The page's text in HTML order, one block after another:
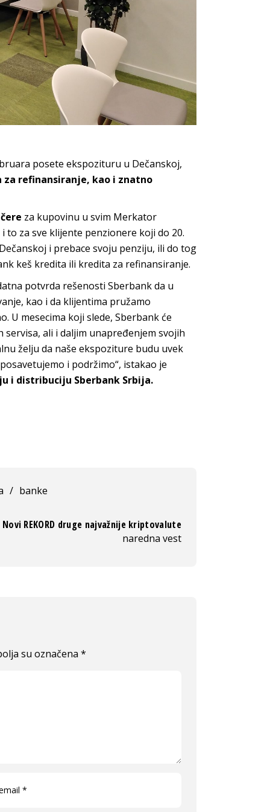
posete ekspozituru u Dečanskoj,
refinansiranje, kao i znatno
za kupovinu u svim Merkator
za sve klijente penzionere koji do 20.
i prebace svoju penziju, ili do tog
keš kredita ili kredita za refinansiranje.
potvrda rešenosti Sberbank da u
kao i da klijentima pružamo
U mesecima koji slede, Sberbank će
ali i daljim unapređenjem svojih
želju da naše ekspoziture budu uvek
i podržimo“, istakao je
i distribuciju Sberbank Srbija.
/ banke
Novi REKORD druge najvažnije kriptovalute
naredna vest
su označena *